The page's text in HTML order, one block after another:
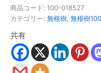
商品コード: 100-018527
カテゴリー: 無根樹, 無根樹
共有